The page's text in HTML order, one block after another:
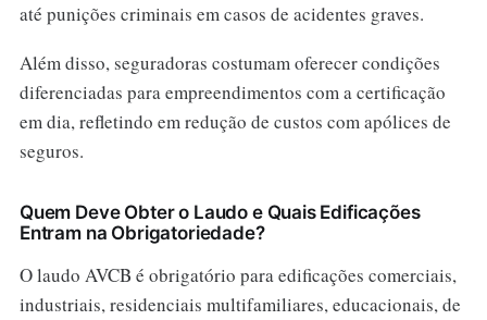
até punições criminais em casos de acidentes graves.
Além disso, seguradoras costumam oferecer condições
diferenciadas para empreendimentos com a certificação
em dia, refletindo em redução de custos com apólices de
seguros.
Quem Deve Obter o Laudo e Quais Edificações
Entram na Obrigatoriedade?
O laudo AVCB é obrigatório para edificações comerciais,
industriais, residenciais multifamiliares, educacionais, de